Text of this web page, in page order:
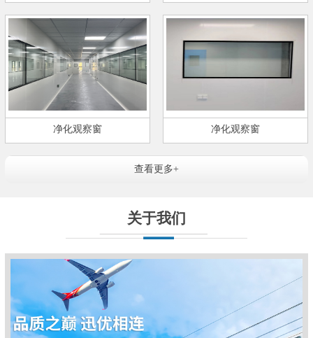
净化观察窗 净化观察窗
查看更多+
关于我们